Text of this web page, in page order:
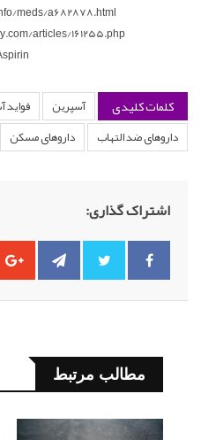
meds/a682878.html
articles/161255.php
کلمات کلیدی آسپرین فواید
داروهای ضد التهاب
داروهای مسکن
اشتراک گذاری:
مطالب مرتبط